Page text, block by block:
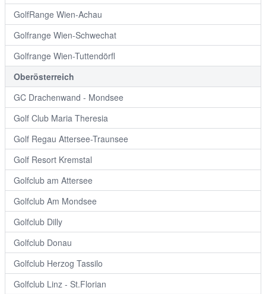
GolfRange Wien-Achau
Golfrange Wien-Schwechat
Golfrange Wien-Tuttendörfl
Oberösterreich
GC Drachenwand - Mondsee
Golf Club Maria Theresia
Golf Regau Attersee-Traunsee
Golf Resort Kremstal
Golfclub am Attersee
Golfclub Am Mondsee
Golfclub Dilly
Golfclub Donau
Golfclub Herzog Tassilo
Golfclub Linz - St.Florian